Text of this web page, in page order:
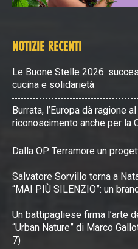
NOTIZIE RECENTI
Le Buone Stelle 2026:
cucina e solidarietà
Burrata, l’Europa dà ragione
riconoscimento anche per la
Dalla OP Terramore un
Salvatore Sorvillo torna a
“MAI PIÙ SILENZIO”: un
Un battipagliese firma l’arte
“Urban Nature” di Marco
7)